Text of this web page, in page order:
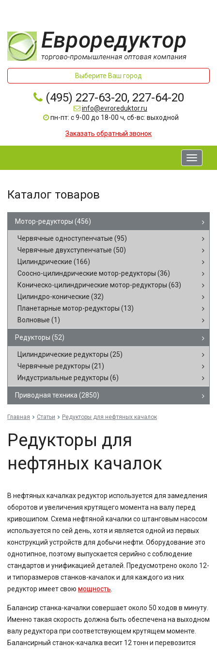
Выберите Ваш город
(495) 227-63-20, 227-64-20
info@evroreduktor.ru
пн-пт: с 9-00 до 18-00 ч, сб-вс: выходной
Заказать обратный звонок
Toggle
Каталог товаров
Мотор-редукторы (456)
Червячные одноступенчатые (95)
Червячные двухступенчатые (50)
Цилиндрические (166)
Соосно-цилиндрические мотор-редукторы (36)
Коническо-цилиндрические мотор-редукторы (63)
Цилиндро-конические (32)
Планетарные мотор-редукторы (13)
Волновые (1)
Редукторы (52)
Цилиндрические редукторы (25)
Червячные редукторы (21)
Индустриальные редукторы (6)
Приводная техника (2850)
Главная Статьи Редукторы для нефтяных качалок
Редукторы для
нефтяных качалок
В нефтяных качалках редуктор используется для замедления
оборотов и увеличения крутящего момента на валу перед
кривошипом. Схема нефтяной качалки со штанговым насосом
используется по сей день, хотя и является одной из первых
конструкций устройств для добычи нефти. Оборудование это
однотипное, поэтому выпускается серийно с соблюдение
стандартов и унификацией деталей. Предусмотрено около 12-
и типоразмеров станков-качалок и для каждого из них
редуктор имеет свою мощность
Балансир станка-качалки совершает около 50 ходов в минуту.
Именно такая скорость должна быть обеспечена на выходном
валу редуктора при соответствующем крутящем моменте.
Балансирный станок-качалка весит 12 тонн и перевозится